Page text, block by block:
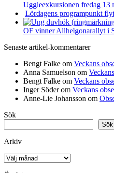
Uggleexkursionen fredag 13
Lördagens programpunkt
OF vinner Allhelgonarallyt i
Senaste artikel-kommentarer
Bengt Falke om Veckans
Anna Samuelson om
Bengt Falke om Veckans
Inger Söderom Veckans
Anne-Lie Johansson om
Sök
Sök
Arkiv
Arkiv